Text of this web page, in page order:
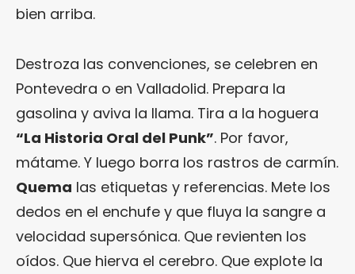
bien arriba.
Destroza las convenciones, se celebren en
Pontevedra o en Valladolid. Prepara la
gasolina y aviva la llama. Tira a la hoguera
“La Historia Oral del Punk”. Por favor,
mátame. Y luego borra los rastros de carmín.
Quema las etiquetas y referencias. Mete los
dedos en el enchufe y que fluya la sangre a
velocidad supersónica. Que revienten los
oídos. Que hierva el cerebro. Que explote la